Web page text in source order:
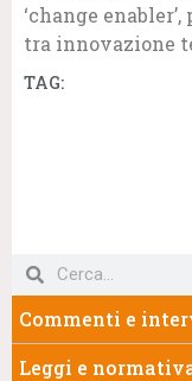
‘change
tra innovazione
TAG:
Commenti e
Leggi e